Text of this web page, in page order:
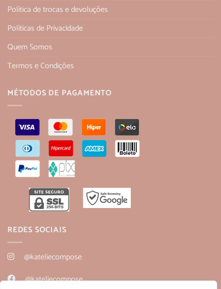
Política de trocas e devoluções
Políticas de Privacidade
Quem Somos
Termos e Condições
MÉTODOS DE PAGAMENTO
REDES SOCIAIS
@kateliecompose
@kateliecompose